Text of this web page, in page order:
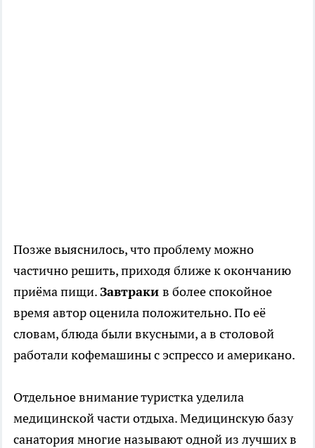
Позже выяснилось, что проблему можно
частично решить, приходя ближе к окончанию
приёма пищи.Завтраки в более спокойное
время автор оценила положительно. По её
словам, блюда были вкусными, а в столовой
работали кофемашины с эспрессо и американо.
Отдельное внимание туристка уделила
медицинской части отдыха. Медицинскую базу
санатория многие называют одной из лучших в